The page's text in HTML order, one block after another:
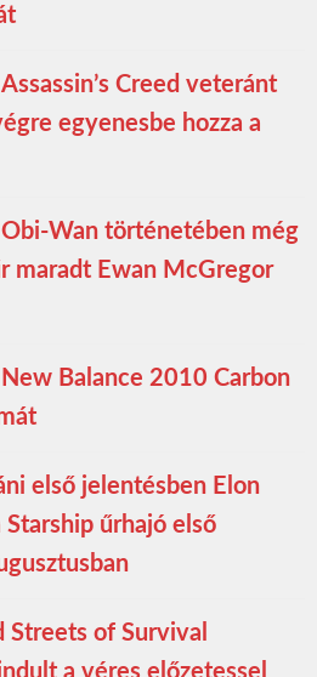
Creed veteránt
egyenesbe hozza a
Wan történetében még
maradt Ewan McGregor
Balance 2010 Carbon
első jelentésben Elon
űrhajó első
Streets of Survival
a véres előzetessel